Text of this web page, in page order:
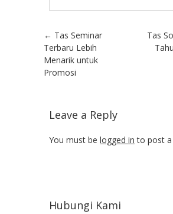
Post navigation
← Tas Seminar
Terbaru Lebih
Menarik untuk
Promosi
Tas
Leave a Reply
You must be logged in to post
Hubungi Kami